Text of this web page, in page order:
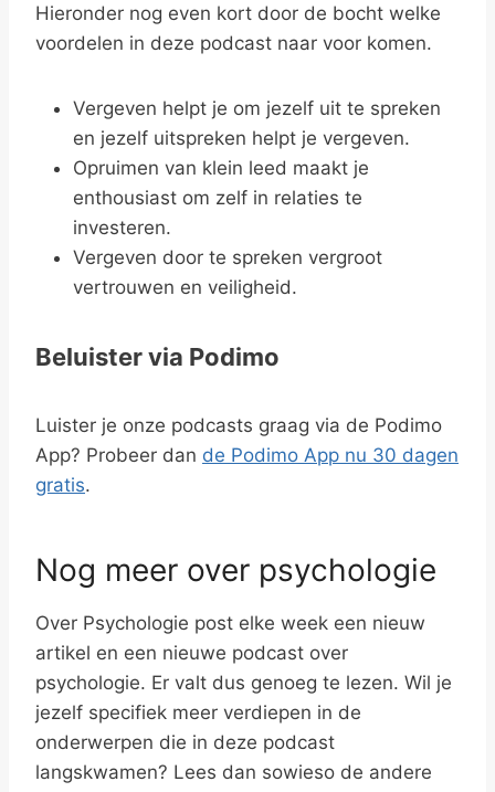
Hieronder nog even kort door de bocht welke
voordelen in deze podcast naar voor komen.
Vergeven helpt je om jezelf uit te spreken
en jezelf uitspreken helpt je vergeven.
Opruimen van klein leed maakt je
enthousiast om zelf in relaties te
investeren.
Vergeven door te spreken vergroot
vertrouwen en veiligheid.
Beluister via Podimo
Luister je onze podcasts graag via de Podimo
App? Probeer dan de Podimo App nu 30 dagen
gratis.
Nog meer over psychologie
Over Psychologie post elke week een nieuw
artikel en een nieuwe podcast over
psychologie. Er valt dus genoeg te lezen. Wil je
jezelf specifiek meer verdiepen in de
onderwerpen die in deze podcast
langskwamen? Lees dan sowieso de andere